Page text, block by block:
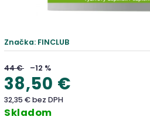
Značka: FINCLUB
44 € –12 %
38,50 €
32,35 € bez DPH
Skladom